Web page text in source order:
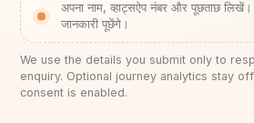
अपना नाम, व्हाट्सऐप नंबर और पूछताछ
जानकारी पूछेंगे।
We use the details you submit only to
enquiry. Optional journey analytics stay
consent is enabled.